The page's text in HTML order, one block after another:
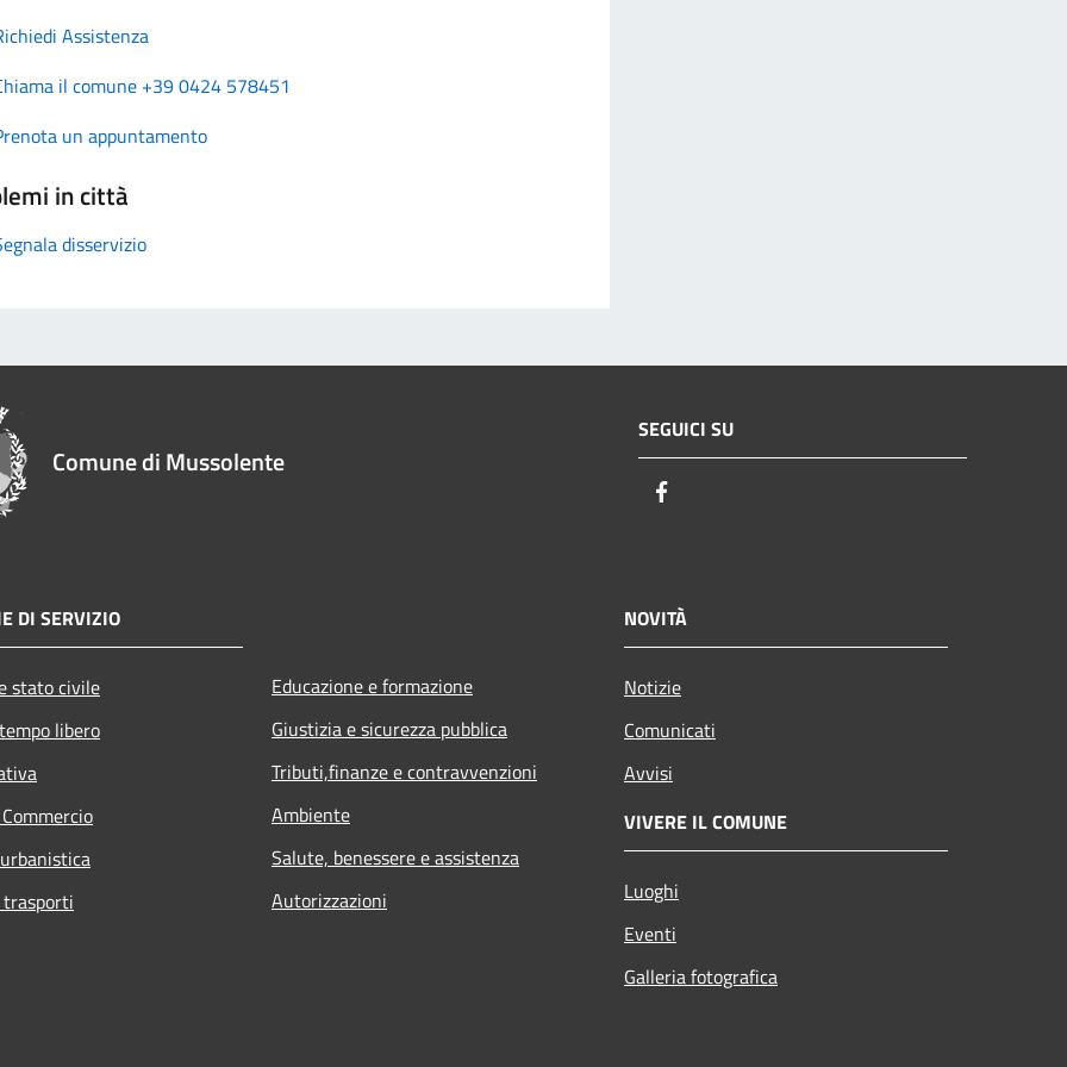
Assistenza
il comune +39 0424 578451
un appuntamento
in città
disservizio
Comune di Mussolente
SEGUICI SU
DI SERVIZIO
stato civile
libero
Educazione e formazione
Giustizia e sicurezza pubblica
Tributi,finanze e contravvenzioni
Ambiente
Salute, benessere e assistenza
Autorizzazioni
NOVITÀ
Notizie
Comunicati
Avvisi
VIVERE IL COMUNE
Luoghi
Eventi
Galleria fotografica